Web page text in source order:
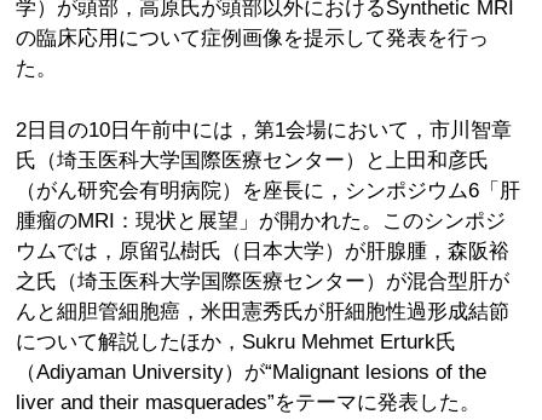
学）が頭部，高原氏が頭部以外におけるSynthetic MRI
の臨床応用について症例画像を提示して発表を行っ
た。
2日目の10日午前中には，第1会場において，市川智章
氏（埼玉医科大学国際医療センター）と上田和彦氏
（がん研究会有明病院）を座長に，シンポジウム6「肝
腫瘤のMRI：現状と展望」が開かれた。このシンポジ
ウムでは，原留弘樹氏（日本大学）が肝腺腫，森阪裕
之氏（埼玉医科大学国際医療センター）が混合型肝が
んと細胆管細胞癌，米田憲秀氏が肝細胞性過形成結節
について解説したほか，Sukru Mehmet Erturk氏
（Adiyaman University）が“Malignant lesions of the
liver and their masquerades”をテーマに発表した。